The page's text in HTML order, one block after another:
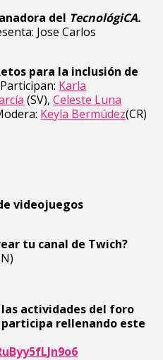
del TecnológiCA.
Jose Carlos
para la inclusión de
Participan: Karla
(SV),Celeste Luna
Keyla Bermúdez(CR)
videojuegos
tu canal de Twich?
actividades del foro
rellenando este